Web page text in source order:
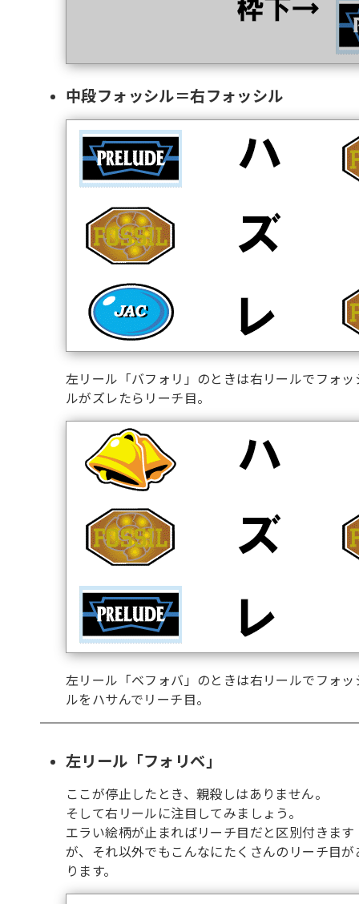
中段フォッシル＝右フォッシル
左リール「バフォリ」のときは右リールでフォッ
ルがズレたらリーチ目。
左リール「ベフォバ」のときは右リールでフォッ
ルをハサんでリーチ目。
左リール「フォリベ」
ここが停止したとき、親殺しはありません。
そして右リールに注目してみましょう。
エラい絵柄が止まればリーチ目だと区別付きます
が、それ以外でもこんなにたくさんのリーチ目が
ります。